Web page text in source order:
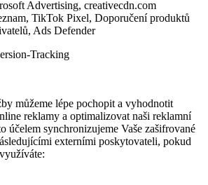
Advertising, creativecdn.com
TikTok Pixel, Doporučení produktů
Ads Defender
Tracking
můžeme lépe pochopit a vyhodnotit
reklamy a optimalizovat naši reklamní
účelem synchronizujeme Vaše zašifrované
externími poskytovateli, pokud